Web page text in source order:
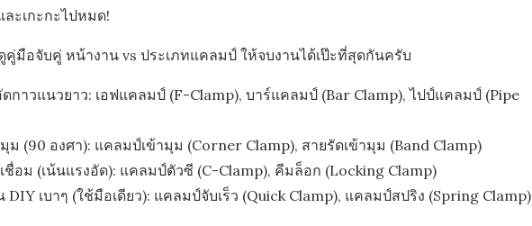
ะเกะกะไปหมด!
คู่มือจับคู่ หน้างาน vs ประเภทแคลมป์ ให้จบงานได้เป๊ะที่สุดกันครับ
กาวแนวยาว: เอฟแคลมป์ (F-Clamp), บาร์แคลมป์ (Bar Clamp), ไปป์แคลมป์ (Pipe
ม (90 องศา): แคลมป์เข้ามุม (Corner Clamp), สายรัดเข้ามุม (Band Clamp)
ชื่อม (เน้นแรงอัด): แคลมป์ตัวซี (C-Clamp), คีมล็อก (Locking Clamp)
DIY เบาๆ (ใช้มือเดียว): แคลมป์จับเร็ว (Quick Clamp), แคลมป์สปริง (Spring Clamp)